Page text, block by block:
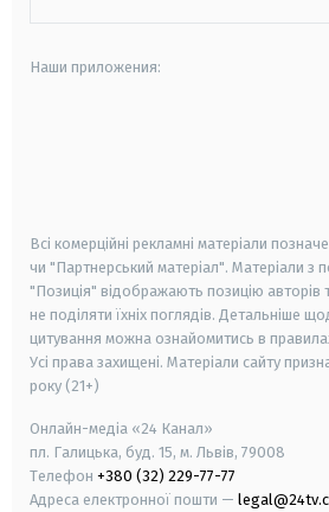
Наши приложения:
Всі комерційні рекламні матеріали
чи "Партнерський матеріал". Матеріали з
"Позиція" відображають позицію авторів
не поділяти їхніх поглядів. Детальніше
цитування можна ознайомитись в
Усі права захищені. Матеріали сайту
року (21+)
Онлайн-медіа «24 Канал»
пл. Галицька, буд. 15, м. Львів, 79008
Телефон +380 (32) 229-77-77
Адреса електронної пошти —